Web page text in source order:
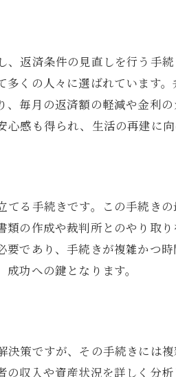
士による長期的視点での助言
的安定を維持するためのポイ
士との相談を通じたリスク管理
後の経済的自由を目指す方法
返済条件の見直しを行う手
くの人々に選ばれています
毎月の返済額の軽減や金利
感も得られ、生活の再建に
る手続きです。この手続き
の作成や裁判所とのやり取
であり、手続きが複雑かつ
功への鍵となります。
策ですが、その手続きには
収入や資産状況を詳しく分